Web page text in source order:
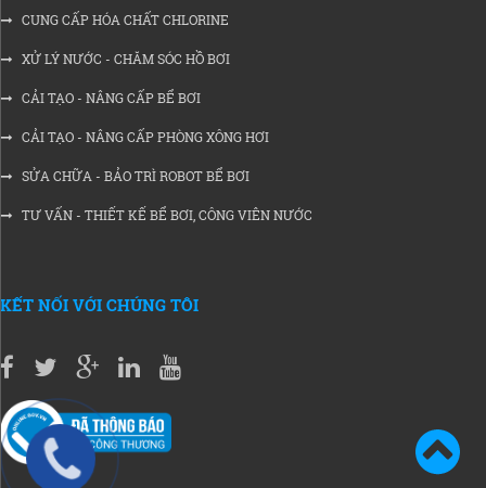
CUNG CẤP HÓA CHẤT CHLORINE
XỬ LÝ NƯỚC - CHĂM SÓC HỒ BƠI
CẢI TẠO - NÂNG CẤP BỂ BƠI
CẢI TẠO - NÂNG CẤP PHÒNG XÔNG HƠI
SỬA CHỮA - BẢO TRÌ ROBOT BỂ BƠI
TƯ VẤN - THIẾT KẾ BỂ BƠI, CÔNG VIÊN NƯỚC
KẾT NỐI VỚI CHÚNG TÔI